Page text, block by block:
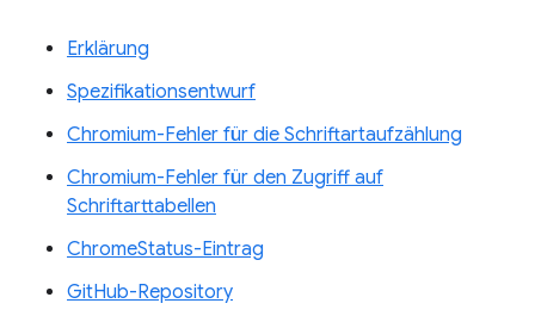
Erklärung
Spezifikationsentwurf
Chromium-Fehler für die Schriftartaufzählung
Chromium-Fehler für den Zugriff auf
Schriftarttabellen
ChromeStatus-Eintrag
GitHub-Repository